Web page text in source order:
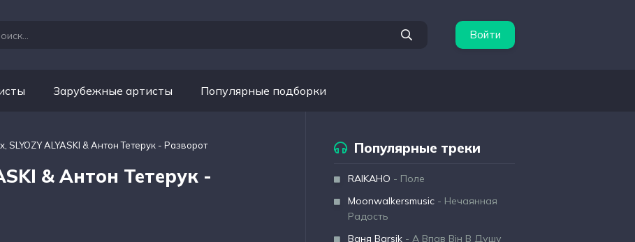
Войти
Зарубежные артисты Популярные подборки
SLYOZY ALYASKI & Антон Тетерук - Разворот
& Антон Тетерук -
Популярные треки
RAIKAHO - Поле
Moonwalkersmusic - Нечаянная
Радость
Ваня Barsik - А Впав Він В Душу